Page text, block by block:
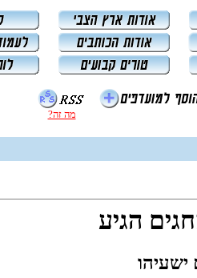
מה זה?
הגיע
ישעיהו